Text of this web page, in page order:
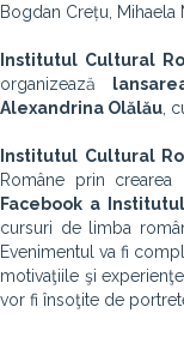
Bogdan Crețu, Mihaela
Institutul Cultural
organizează
Alexandrina Olălău ,
Institutul Cultural
Române prin crearea
Facebook a
cursuri de limba
Evenimentul va fi
motivaţiile şi
vor fi însoţite de